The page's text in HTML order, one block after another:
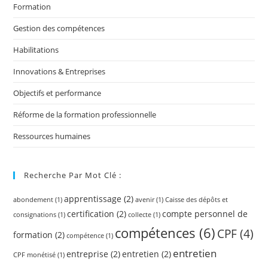
Formation
Gestion des compétences
Habilitations
Innovations & Entreprises
Objectifs et performance
Réforme de la formation professionnelle
Ressources humaines
Recherche Par Mot Clé :
abondement (1) apprentissage (2) avenir(1) Caisse des dépôts et
consignations (1) certification (2) collecte (1) compte personnel de
formation (2) compétence (1) compétences (6)CPF(4)
CPF monétisé (1) entreprise (2)entretien (2) entretien